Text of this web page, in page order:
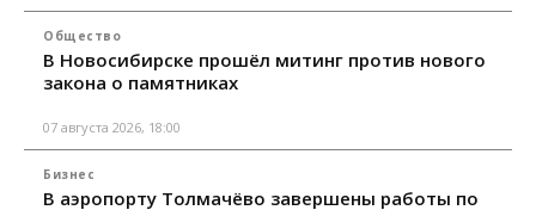
Общество
В Новосибирске прошёл митинг против нового
закона о памятниках
07 августа 2026, 18:00
Бизнес
В аэропорту Толмачёво завершены работы по